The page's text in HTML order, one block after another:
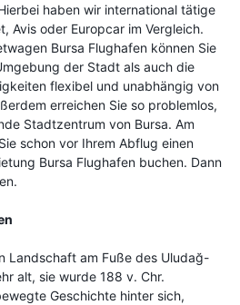
haben wir international tätige
Avis oder Europcar im Vergleich.
Bursa Flughafen können Sie
der Stadt als auch die
flexibel und unabhängig von
erreichen Sie so problemlos,
Stadtzentrum von Bursa. Am
schon vor Ihrem Abflug einen
Bursa Flughafen buchen. Dann
Landschaft am Fuße des Uludağ-
alt, sie wurde 188 v. Chr.
Geschichte hinter sich,